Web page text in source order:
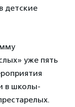
детские
уже пять
в школы-